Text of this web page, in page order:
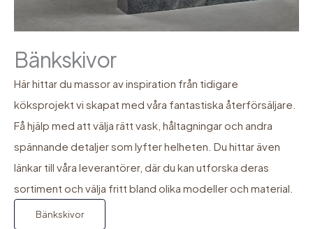
Bänkskivor
Här hittar du massor av inspiration från tidigare
köksprojekt vi skapat med våra fantastiska återförsäljare.
Få hjälp med att välja rätt vask, håltagningar och andra
spännande detaljer som lyfter helheten. Du hittar även
länkar till våra leverantörer, där du kan utforska deras
sortiment och välja fritt bland olika modeller och material.
Bänkskivor